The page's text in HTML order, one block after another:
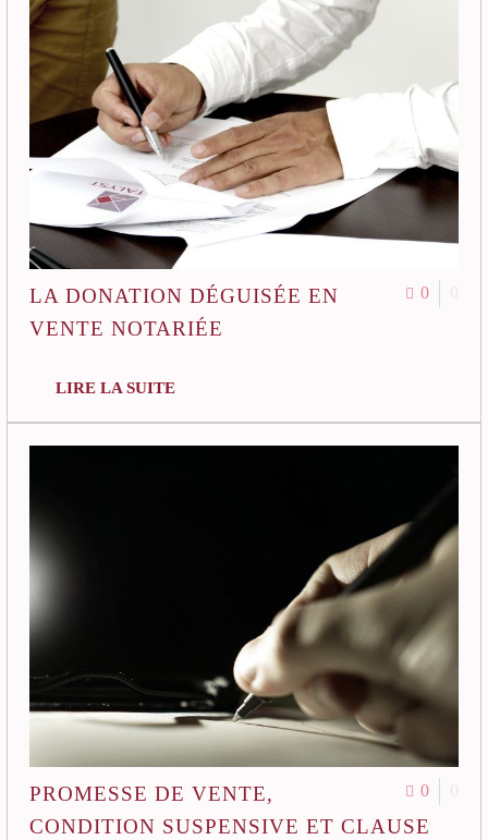
0 0
LA DONATION DÉGUISÉE EN
VENTE NOTARIÉE
LIRE LA SUITE
0 0
PROMESSE DE VENTE,
CONDITION SUSPENSIVE ET CLAUSE